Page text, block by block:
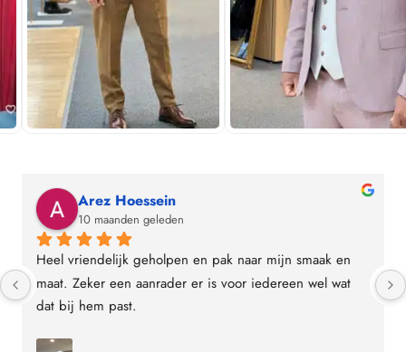
Arez Hoessein
10 maanden geleden
Heel vriendelijk geholpen en pak naar mijn smaak en
maat. Zeker een aanrader er is voor iedereen wel wat
dat bij hem past.